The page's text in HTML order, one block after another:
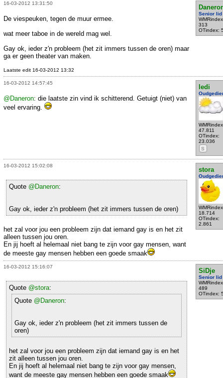
16-03-2012 13:31:50
Senior lid
313
OTindex:
De viespeuken, tegen de muur ermee.
wat meer taboe in de wereld mag wel.
Gay ok, ieder z'n probleem (het zit immers tussen de oren) maar
ga er geen theater van maken.
Laatste edit 16-03-2012 13:32
16-03-2012 14:57:45
ledi
47.811
OTindex:
23.036
S
@Daneron: die laatste zin vind ik schitterend. Getuigt (niet) van
veel ervaring.
16-03-2012 15:02:08
stora
18.714
OTindex:
2.861
Quote @Daneron:
Gay ok, ieder z'n probleem (het zit immers tussen de oren)
het zal voor jou een probleem zijn dat iemand gay is en het zit
alleen tussen jou oren.
En jij hoeft al helemaal niet bang te zijn voor gay mensen, want
de meeste gay mensen hebben een goede smaak
16-03-2012 15:16:07
SiDje
Senior lid
489
OTindex:
Quote @stora:
Quote @Daneron:
Gay ok, ieder z'n probleem (het zit immers tussen de
oren)
het zal voor jou een probleem zijn dat iemand gay is en het
zit alleen tussen jou oren.
En jij hoeft al helemaal niet bang te zijn voor gay mensen,
want de meeste gay mensen hebben een goede smaak